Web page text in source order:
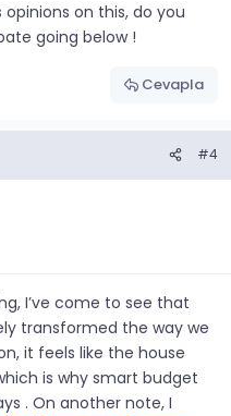
opinions on this, do you
going below !
Cevapla
#4
I’ve come to see that
transformed the way we
it feels like the house
is why smart budget
. On another note, I